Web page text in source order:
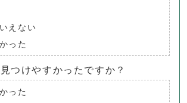
えない
った
つけやすかったですか？
った